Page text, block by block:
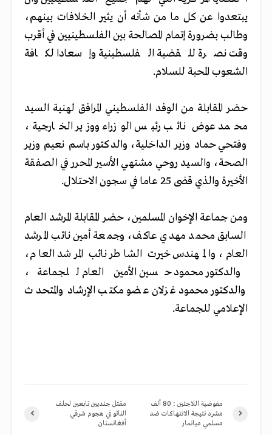
يبتعدوا عن كل ما من شأنه أن يثير الخلافات بينهم،
وطالب بضرورة إتمام المصالحة بين الفلسطينيين في أقرب
وقت نصرة للقضية الفلسطينية وإسعادا لكافة
الشعوب المحبة للسلام.
حضر المقابلة من الوفد الفلسطيني المرافق لهنية السيد
محمد عوض نائب رئيس الوزراء ووزير الخارجية ،
وفتحي حماد وزير الداخلية، والدكتور باسم نعيم وزير
الصحة، والسيد روحي مشتهي الأسير المحرر في الصفقة
الأخيرة والذي قضى 25 عاما في سجون الاحتلال.
ومن جماعة الإخوان المسلمين، حضر المقابلة المرشد العام
السابق محمد مهدي عاكف، وجمعة أمين نائب المرشد
العام ، والمهندس خيرت الشاطر نائب المرشد العام،
والدكتور محمود حسين الأمين العام للجماعة،
والدكتور محمود غزلان عضو مكتب الإرشاد والمتحدث
الإعلامي للجماعة.
مقتل جنديين تابعين لحلف
الناتو في هجوم شرقي
أفغانستان
مفوضية اللاجئين : 80 ألف
مشرد نتيجة الانتهاكات ضد
مسلمي ميانمار